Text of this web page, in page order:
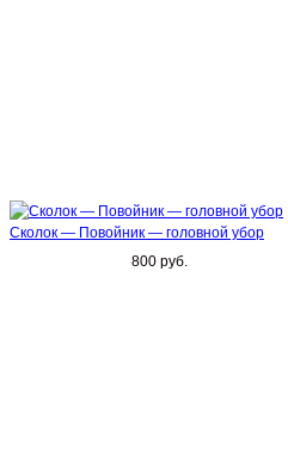
Сколок — Повойник — головной убор
800 руб.